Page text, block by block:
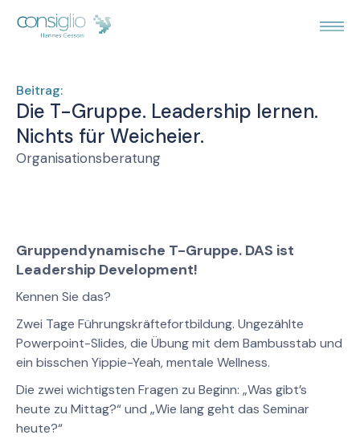
Beitrag:
Die T-Gruppe. Leadership lernen.
Nichts für Weicheier.
Organisationsberatung
Gruppendynamische T-Gruppe. DAS ist
Leadership Development!
Kennen Sie das?
Zwei Tage Führungskräftefortbildung. Ungezählte
Powerpoint-Slides, die Übung mit dem Bambusstab und
ein bisschen Yippie-Yeah, mentale Wellness.
Die zwei wichtigsten Fragen zu Beginn: „Was gibt’s
heute zu Mittag?“ und „Wie lang geht das Seminar
heute?“